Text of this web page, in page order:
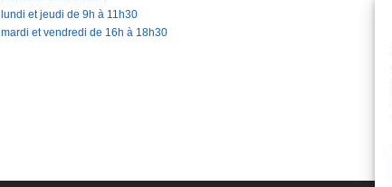
lundi et jeudi de 9h à 11h30
mardi et vendredi de 16h à 18h30